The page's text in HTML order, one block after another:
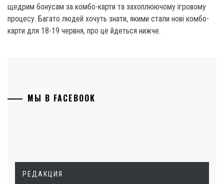
щедрим бонусам за комбо-карти та захоплюючому ігровому
процесу. Багато людей хочуть знати, якими стали нові комбо-
карти для 18-19 червня, про це йдеться нижче.
МЫ В FACEBOOK
РЕДАКЦИЯ